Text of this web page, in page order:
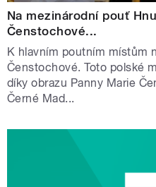
Na mezinárodní pouť
Čenstochové...
K hlavním poutním místům
Čenstochové. Toto polské
díky obrazu Panny Marie
Černé Mad...